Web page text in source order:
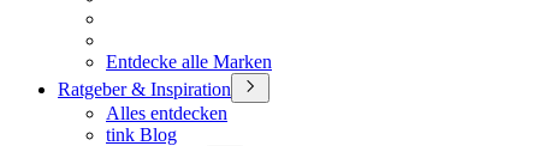
Entdecke alle Marken
Ratgeber & Inspiration
Alles entdecken
tink Blog